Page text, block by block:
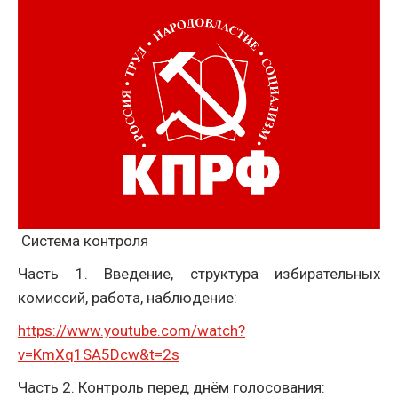
Система контроля
Часть 1. Введение, структура избирательных
комиссий, работа, наблюдение:
https://www.youtube.com/watch?
v=KmXq1SA5Dcw&t=2s
Часть 2. Контроль перед днём голосования: